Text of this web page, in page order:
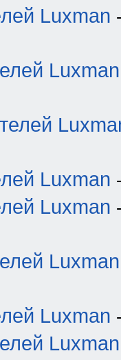
Luxman
Luxman
Luxman
Luxman
Luxman
Luxman
Luxman